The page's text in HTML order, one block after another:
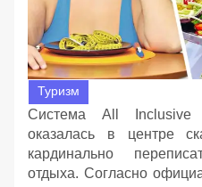
Туризм
Система All Inclusive
оказалась в центре
кардинально
отдыха. Согласно